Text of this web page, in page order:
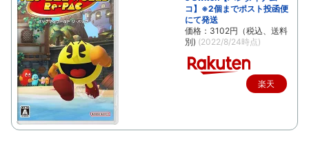
コ】※2個までポスト投函便
にて発送
価格：3102円（税込、送料
別) (2022/8/24時点)
楽天